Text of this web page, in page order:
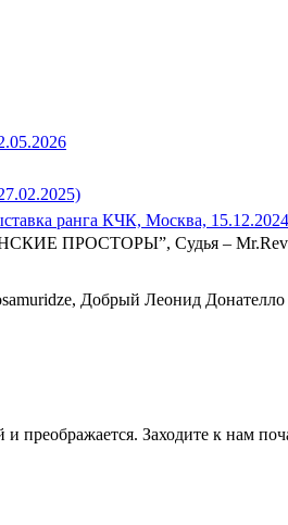
ранга КЧК, Москва, 15.12.2024
ПРОСТОРЫ”, Судья – Mr.Revaz
Добрый Леонид Донателло
преображается. Заходите к нам